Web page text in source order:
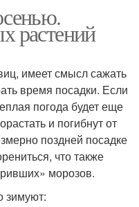
растений
имеет смысл сажать
время посадки. Если
погода будет еще
и погибнут от
поздней посадке
что также
морозов.
зимуют: